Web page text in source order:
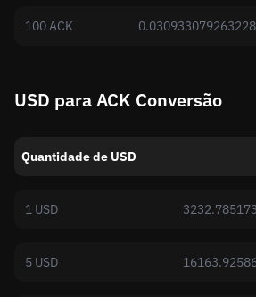
100 ACK
USD para ACK Conversão
Quantidade de USD
1 USD
5 USD